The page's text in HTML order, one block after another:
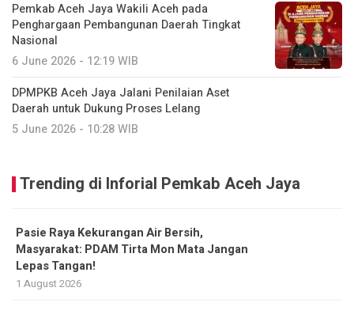
Pemkab Aceh Jaya Wakili Aceh pada
Penghargaan Pembangunan Daerah Tingkat
Nasional
6 June 2026 - 12:19 WIB
DPMPKB Aceh Jaya Jalani Penilaian Aset
Daerah untuk Dukung Proses Lelang
5 June 2026 - 10:28 WIB
Trending di Inforial Pemkab Aceh Jaya
Pasie Raya Kekurangan Air Bersih,
Masyarakat: PDAM Tirta Mon Mata Jangan
Lepas Tangan!
1 August 2026